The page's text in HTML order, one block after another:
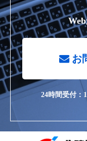
お
24時間受付：